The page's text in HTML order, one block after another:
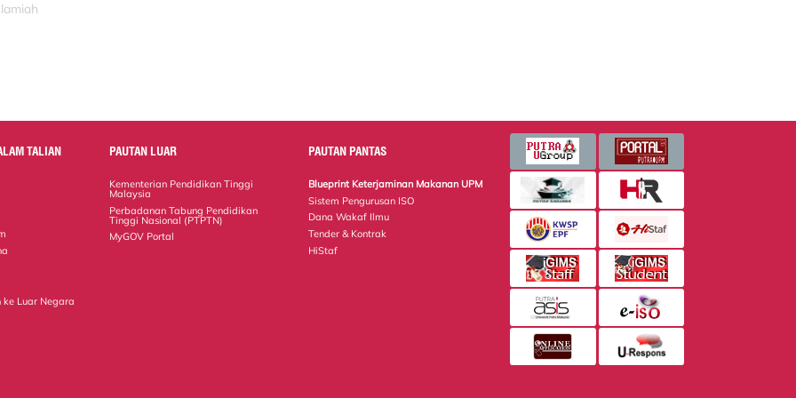
TALIAN
ke Luar Negara
PAUTAN LUAR
Kementerian Pendidikan Tinggi
Malaysia
Perbadanan Tabung Pendidikan
Tinggi Nasional (PTPTN)
MyGOV Portal
PAUTAN PANTAS
Blueprint Keterjaminan Makanan UPM
Sistem Pengurusan ISO
Dana Wakaf Ilmu
Tender & Kontrak
HiStaf